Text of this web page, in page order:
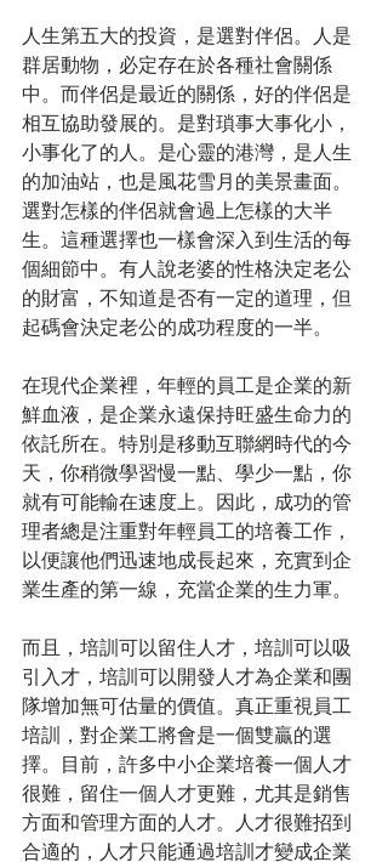
人生第五大的投資，是選對伴侶。人是
群居動物，必定存在於各種社會關係
中。而伴侶是最近的關係，好的伴侶是
相互協助發展的。是對瑣事大事化小，
小事化了的人。是心靈的港灣，是人生
的加油站，也是風花雪月的美景畫面。
選對怎樣的伴侶就會過上怎樣的大半
生。這種選擇也一樣會深入到生活的每
個細節中。有人說老婆的性格決定老公
的財富，不知道是否有一定的道理，但
起碼會決定老公的成功程度的一半。
在現代企業裡，年輕的員工是企業的新
鮮血液，是企業永遠保持旺盛生命力的
依託所在。特別是移動互聯網時代的今
天，你稍微學習慢一點、學少一點，你
就有可能輸在速度上。因此，成功的管
理者總是注重對年輕員工的培養工作，
以便讓他們迅速地成長起來，充實到企
業生產的第一線，充當企業的生力軍。
而且，培訓可以留住人才，培訓可以吸
引入才，培訓可以開發人才為企業和團
隊增加無可估量的價值。真正重視員工
培訓，對企業工將會是一個雙贏的選
擇。目前，許多中小企業培養一個人才
很難，留住一個人才更難，尤其是銷售
方面和管理方面的人才。人才很難招到
合適的，人才只能通過培訓才變成企業